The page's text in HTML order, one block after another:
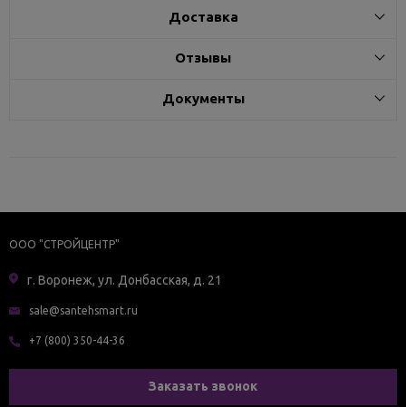
Доставка
Отзывы
Документы
ООО "СТРОЙЦЕНТР"
г. Воронеж, ул. Донбасская, д. 21
sale@santehsmart.ru
+7 (800) 350-44-36
Заказать звонок